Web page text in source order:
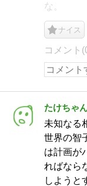
な。
ナイス
コメント
たけちゃ
未知なる
世界の智
は計画が
ればなら
しようと